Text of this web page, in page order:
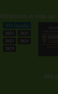
Kitcentrum is trots op:
Alle